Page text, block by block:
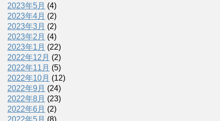
2023年5月 (4)
2023年4月 (2)
2023年3月 (2)
2023年2月 (4)
2023年1月 (22)
2022年12月 (2)
2022年11月 (5)
2022年10月 (12)
2022年9月 (24)
2022年8月 (23)
2022年6月 (2)
2022年5月 (8)